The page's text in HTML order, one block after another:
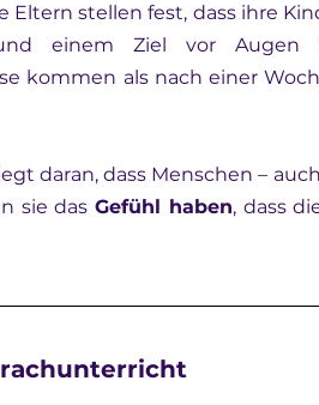
stellen fest, dass ihre
kommen als nach einer
daran, dass Menschen –
sie das Gefühl haben, dass